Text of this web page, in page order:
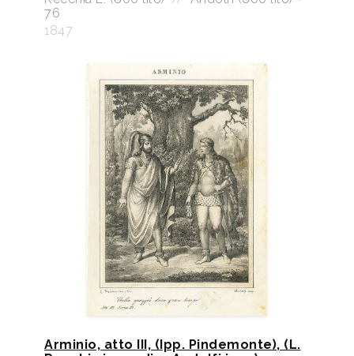
76
1847
Arminio, atto III, (Ipp. Pindemonte), (L.